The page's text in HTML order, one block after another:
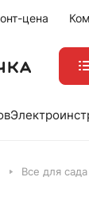
цена
Все для сада